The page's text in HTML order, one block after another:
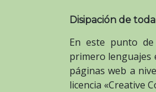
Disipación de
En este punto
primero lenguajes
páginas web a
licencia «Creative